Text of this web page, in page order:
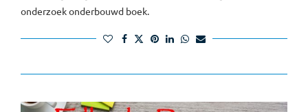
onderzoek onderbouwd boek.